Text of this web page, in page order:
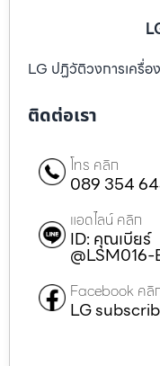
LG ปฏิวัติวงการเครื่อ
ติดต่อเรา
โทร คลิก
089 354
แอดไลน์ คลิก
ID: คุณเบียร์
@LSM016-
Facebook คลิ
LG